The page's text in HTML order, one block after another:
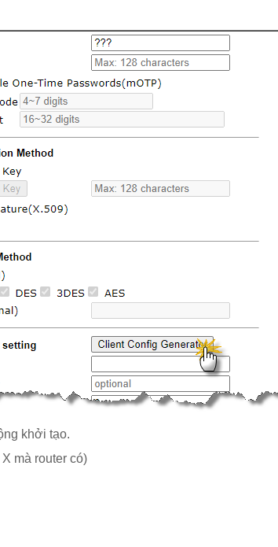
khởi tạo.
mà router có)